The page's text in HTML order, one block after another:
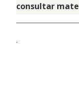
consultar
.